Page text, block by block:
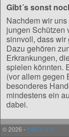
Gibt´s sonst
Nachdem wir
jungen Schützen
sinnvoll, dass wir
Dazu gehören
Erkrankungen,
spielen könnten.
(vor allem gegen
besonderes
mindestens ein
dabei.
© 2026 - MBSV e.V.